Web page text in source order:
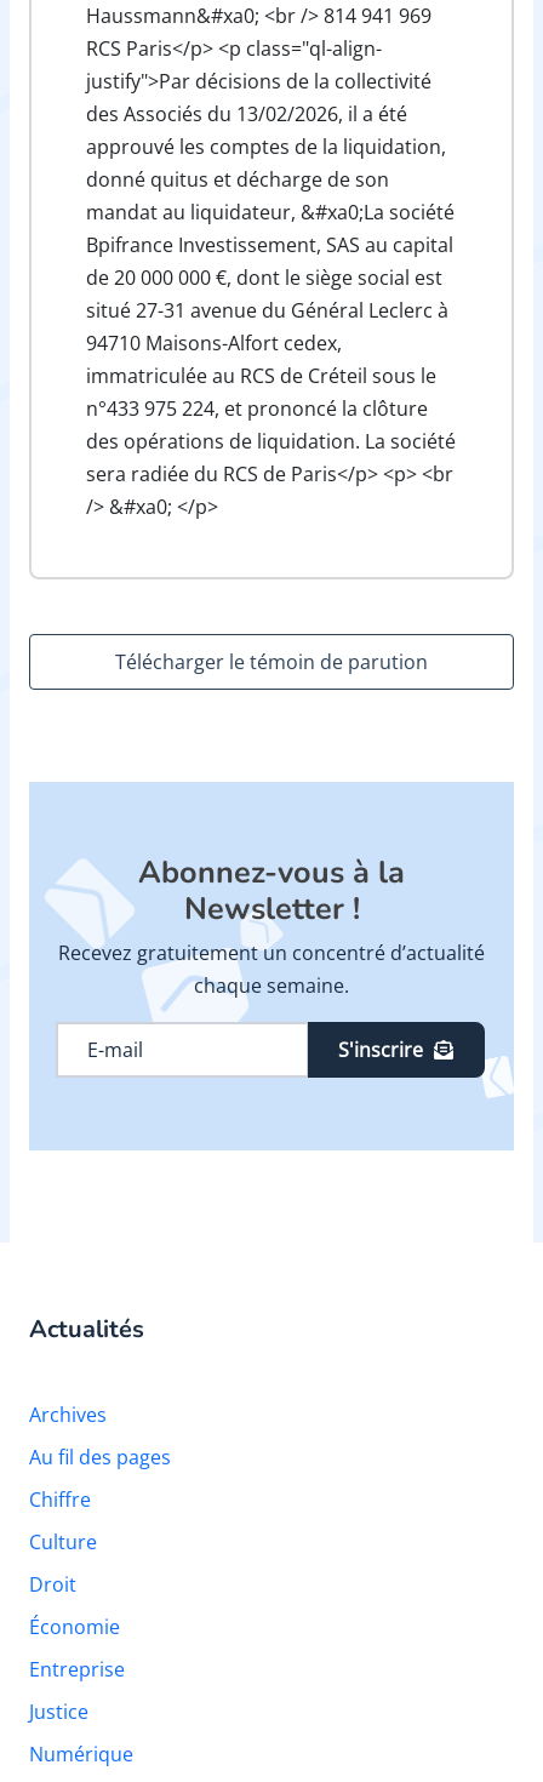
Haussmann&#xa0; <br /> 814 941 969
RCS Paris</p> <p class="ql-align-
justify">Par décisions de la collectivité
des Associés du 13/02/2026, il a été
approuvé les comptes de la liquidation,
donné quitus et décharge de son
mandat au liquidateur, &#xa0;La société
Bpifrance Investissement, SAS au capital
de 20 000 000 €, dont le siège social est
situé 27-31 avenue du Général Leclerc à
94710 Maisons-Alfort cedex,
immatriculée au RCS de Créteil sous le
n°433 975 224, et prononcé la clôture
des opérations de liquidation. La société
sera radiée du RCS de Paris</p> <p> <br
/> &#xa0; </p>
Télécharger le témoin de parution
Abonnez-vous à la
Newsletter !
Recevez gratuitement un concentré d’actualité
chaque semaine.
S'inscrire
Actualités
Archives
Au fil des pages
Chiffre
Culture
Droit
Économie
Entreprise
Justice
Numérique